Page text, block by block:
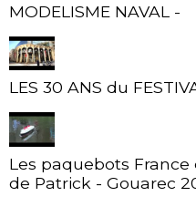
MODELISME NAVAL -
LES 30 ANS du
Les paquebots France
de Patrick - Gouarec